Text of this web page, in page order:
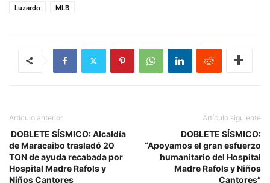
Luzardo
MLB
Artículo anterior
‎ ‎DOBLETE SÍSMICO: Alcaldía
de Maracaibo trasladó 20
TON de ayuda recabada por
Hospital Madre Rafols y
Niños Cantores
Artículo siguiente
DOBLETE SÍSMICO:
“Apoyamos el gran esfuerzo
humanitario del Hospital
Madre Rafols y Niños
Cantores”